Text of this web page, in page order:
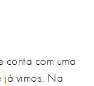
com uma
já vimos. Na